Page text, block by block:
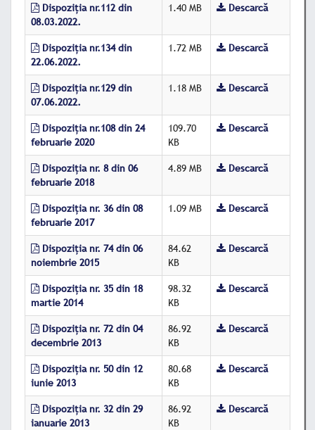
Dispoziția nr.112 din
08.03.2022.
1.40 MB Descarcă
Dispoziția nr.134 din
22.06.2022.
1.72 MB Descarcă
Dispoziția nr.129 din
07.06.2022.
1.18 MB Descarcă
Dispoziția nr.108 din 24
februarie 2020
109.70
KB
Descarcă
Dispoziția nr. 8 din 06
februarie 2018
4.89 MB Descarcă
Dispoziţia nr. 36 din 08
februarie 2017
1.09 MB Descarcă
Dispoziţia nr. 74 din 06
noiembrie 2015
84.62
KB
Descarcă
Dispoziţia nr. 35 din 18
martie 2014
98.32
KB
Descarcă
Dispoziţia nr. 72 din 04
decembrie 2013
86.92
KB
Descarcă
Dispoziţia nr. 50 din 12
iunie 2013
80.68
KB
Descarcă
Dispoziţia nr. 32 din 29
ianuarie 2013
86.92
KB
Descarcă